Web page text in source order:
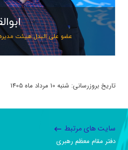
عضو علی البدل هیئت
تاریخ بروزرسانی: شنبه 10 مرداد ماه 1405
سایت های مرتبط
دفتر مقام معظم رهبری